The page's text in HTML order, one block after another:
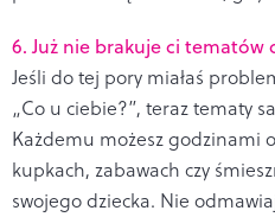
6. Już nie brakuje ci tematów
Jeśli do tej pory miałaś
„Co u ciebie?”, teraz tematy
Każdemu możesz godzinami
kupkach, zabawach czy
swojego dziecka. Nie